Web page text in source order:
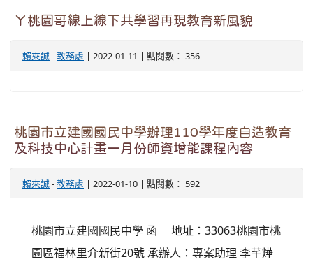
ㄚ桃園哥線上線下共學習再現教育新風貌
賴來誠-教務處 | 2022-01-11 | 點閱數： 356
桃園市立建國國民中學辦理110學年度自造教育
及科技中心計畫一月份師資增能課程內容
賴來誠-教務處 | 2022-01-10 | 點閱數： 592
桃園市立建國國民中學 函 地址：33063桃園市桃
園區福林里介新街20號 承辦人：專案助理 李芊燁